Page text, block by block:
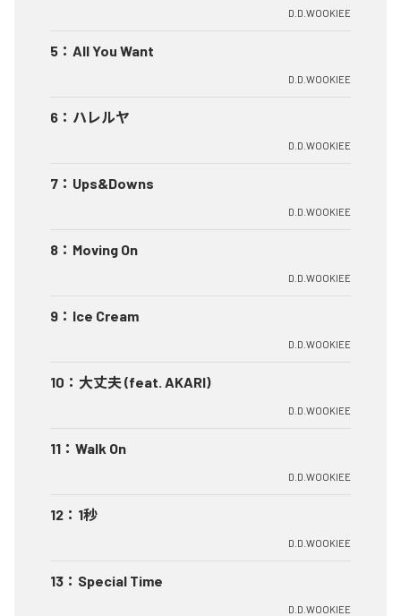
D.D.WOOKIEE
5 ： All You Want
D.D.WOOKIEE
6 ： ハレルヤ
D.D.WOOKIEE
7 ： Ups&Downs
D.D.WOOKIEE
8 ： Moving On
D.D.WOOKIEE
9 ： Ice Cream
D.D.WOOKIEE
10 ： 大丈夫 (feat. AKARI)
D.D.WOOKIEE
11 ： Walk On
D.D.WOOKIEE
12 ： 1秒
D.D.WOOKIEE
13 ： Special Time
D.D.WOOKIEE